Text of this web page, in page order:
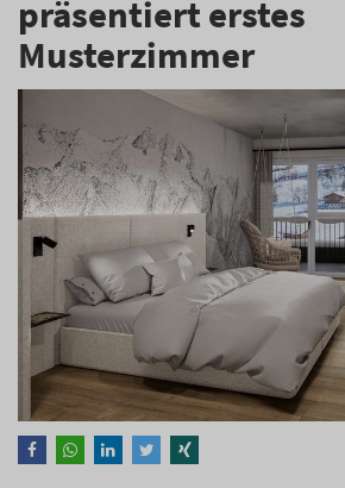
präsentiert erstes
Musterzimmer